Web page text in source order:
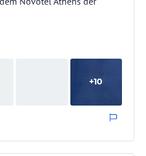
ich als Statuskunde einen
Check-out sowie ein
Ich ermutige Sie, meine
mit dem Accor
+10